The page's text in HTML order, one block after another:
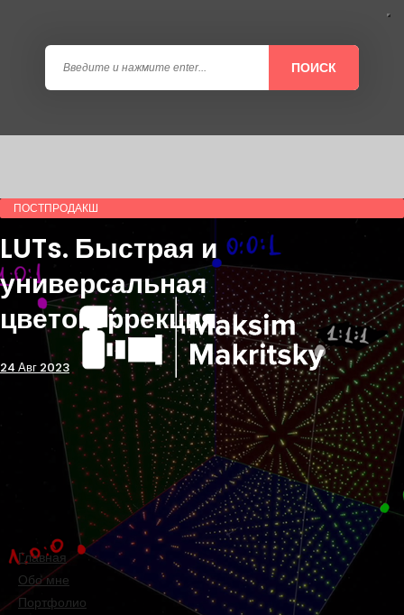
ПОИСК
Главная
Обо мне
Портфолио
ПОСТПРОДАКШ
LUTs. Быстрая и
универсальная
цветокоррекция
24 Авг 2023